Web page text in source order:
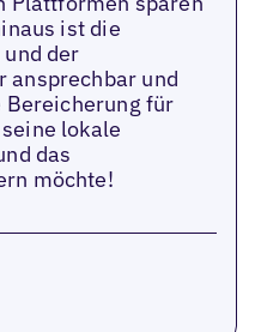
ist die
der
ansprechbar und
für
lokale
das
möchte!